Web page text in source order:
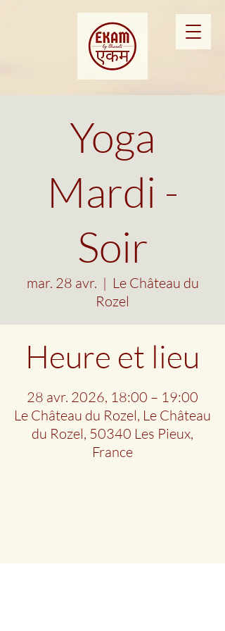
Yoga
Mardi -
Soir
mar. 28 avr.
  |
Le Château du
Rozel
Heure et lieu
28 avr. 2026, 18:00 – 19:00
Le Château du Rozel, Le Château
du Rozel, 50340 Les Pieux,
France